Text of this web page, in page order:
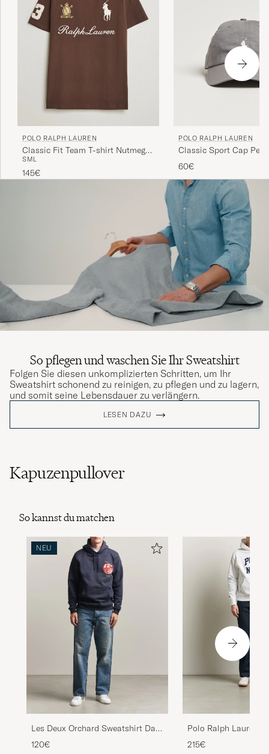
POLO RALPH LAUREN
Classic Fit Team T-shirt Nutmeg
Brown
SML
145€
POLO RALPH LAUREN
Classic Sport Cap
60€
So pflegen und waschen Sie Ihr Sweatshirt
Folgen Sie diesen unkomplizierten Schritten, um Ihr
Sweatshirt schonend zu reinigen, zu pflegen und zu lagern,
und somit seine Lebensdauer zu verlängern.
LESEN DAZU
Kapuzenpullover
So kannst du matchen
NEU
Les Deux Orchard Sweatshirt Dark
Navy
120€
Polo Ralph Lauren
Hoodie White
215€